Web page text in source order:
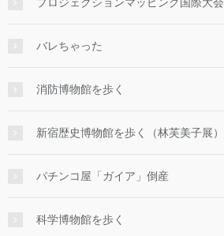
プロジェクションマッピング国際大会
バレちゃった
消防博物館を歩く
新宿歴史博物館を歩く（林芙美子展）
パチンコ屋「ガイア」倒産
科学博物館を歩く